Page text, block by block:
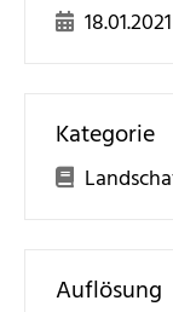
Kategorie
Auflösung